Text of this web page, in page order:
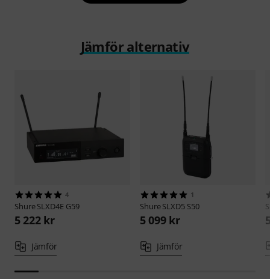
Jämför alternativ
4
ShureSLXD4E G59
5 222 kr
Jämför
1
ShureSLXD5 S50
5 099 kr
Jämför